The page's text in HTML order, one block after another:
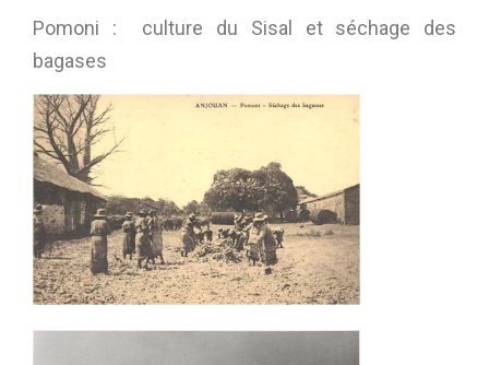
Pomoni : culture du Sisal et séchage des
bagases